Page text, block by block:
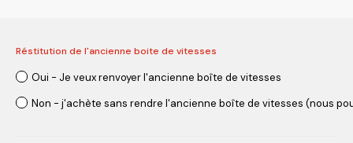
Réstitution de l'ancienne boite de vitesses
Oui - Je veux renvoyer l'ancienne boîte de vitesses
Non - j'achète sans rendre l'ancienne boîte de vitesses (nous